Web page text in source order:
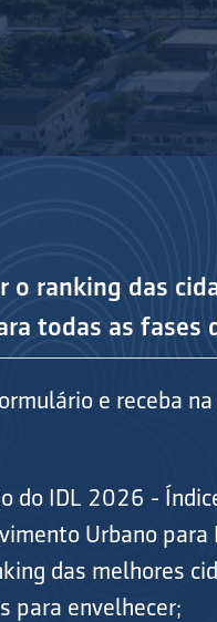
o ranking das
todas as fases
e receba
do IDL 2026 -
Urbano para
das melhores
para envelhecer;